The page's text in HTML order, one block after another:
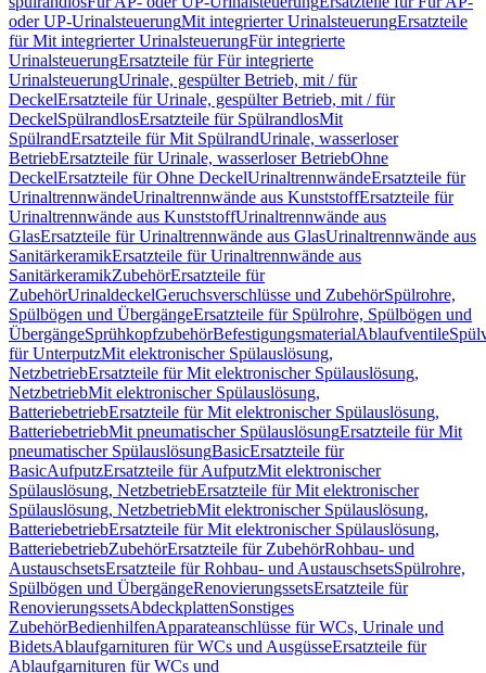
oder UP-UrinalsteuerungMit integrierter UrinalsteuerungErsatzteile
für Mit integrierter UrinalsteuerungFür integrierte
UrinalsteuerungErsatzteile für Für integrierte
UrinalsteuerungUrinale, gespülter Betrieb, mit / für
DeckelErsatzteile für Urinale, gespülter Betrieb, mit / für
DeckelSpülrandlosErsatzteile für SpülrandlosMit
SpülrandErsatzteile für Mit SpülrandUrinale, wasserloser
BetriebErsatzteile für Urinale, wasserloser BetriebOhne
DeckelErsatzteile für Ohne DeckelUrinaltrennwändeErsatzteile für
UrinaltrennwändeUrinaltrennwände aus KunststoffErsatzteile für
Urinaltrennwände aus KunststoffUrinaltrennwände aus
GlasErsatzteile für Urinaltrennwände aus GlasUrinaltrennwände aus
SanitärkeramikErsatzteile für Urinaltrennwände aus
SanitärkeramikZubehörErsatzteile für
ZubehörUrinaldeckelGeruchsverschlüsse und ZubehörSpülrohre,
Spülbögen und ÜbergängeErsatzteile für Spülrohre, Spülbögen und
ÜbergängeSprühkopfzubehörBefestigungsmaterialAblaufventile
für UnterputzMit elektronischer Spülauslösung,
NetzbetriebErsatzteile für Mit elektronischer Spülauslösung,
NetzbetriebMit elektronischer Spülauslösung,
BatteriebetriebErsatzteile für Mit elektronischer Spülauslösung,
BatteriebetriebMit pneumatischer SpülauslösungErsatzteile für Mit
pneumatischer SpülauslösungBasicErsatzteile für
BasicAufputzErsatzteile für AufputzMit elektronischer
Spülauslösung, NetzbetriebErsatzteile für Mit elektronischer
Spülauslösung, NetzbetriebMit elektronischer Spülauslösung,
BatteriebetriebErsatzteile für Mit elektronischer Spülauslösung,
BatteriebetriebZubehörErsatzteile für ZubehörRohbau- und
AustauschsetsErsatzteile für Rohbau- und AustauschsetsSpülrohre,
Spülbögen und ÜbergängeRenovierungssetsErsatzteile für
RenovierungssetsAbdeckplattenSonstiges
ZubehörBedienhilfenApparateanschlüsse für WCs, Urinale und
BidetsAblaufgarnituren für WCs und AusgüsseErsatzteile für
Ablaufgarnituren für WCs und